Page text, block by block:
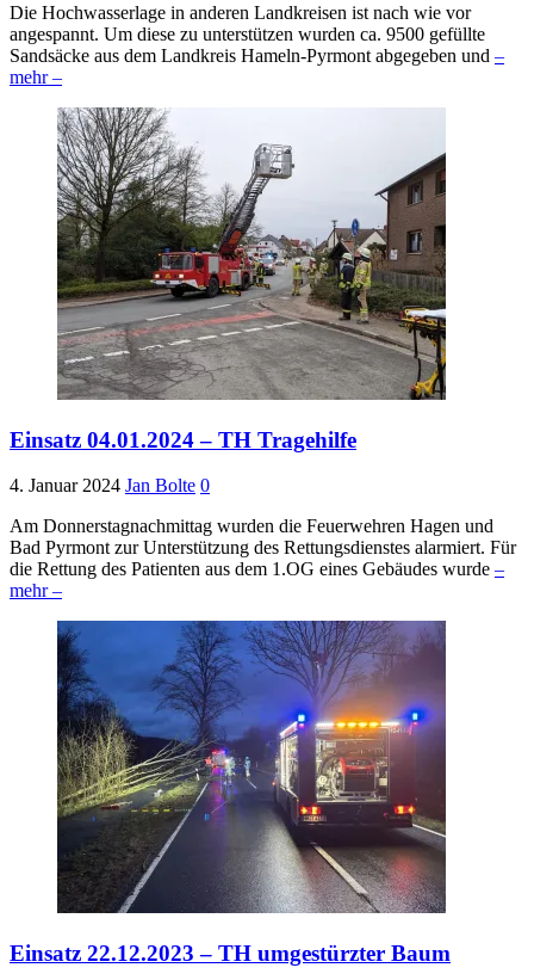
Die Hochwasserlage in anderen Landkreisen ist nach wie vor
angespannt. Um diese zu unterstützen wurden ca. 9500 gefüllte
Sandsäcke aus dem Landkreis Hameln-Pyrmont abgegeben und –
mehr –
Einsatz 04.01.2024 – TH Tragehilfe
4. Januar 2024 Jan Bolte 0
Am Donnerstagnachmittag wurden die Feuerwehren Hagen und
Bad Pyrmont zur Unterstützung des Rettungsdienstes alarmiert. Für
die Rettung des Patienten aus dem 1.OG eines Gebäudes wurde –
mehr –
Einsatz 22.12.2023 – TH umgestürzter Baum